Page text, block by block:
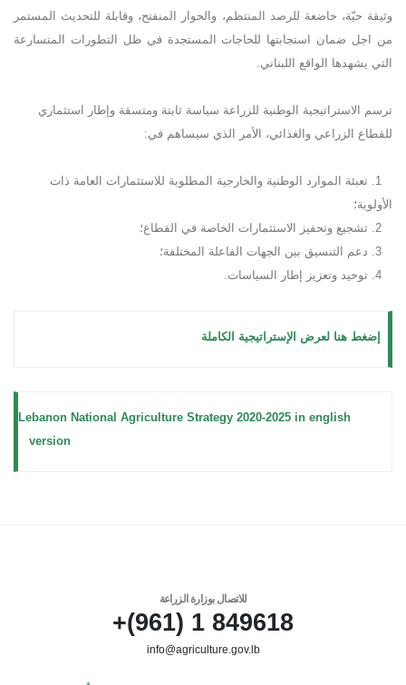
وثيقة حيّة، خاضعة للرصد المنتظم، والحوار المنفتح، وقابلة للتحديث المستمر
من اجل ضمان استجابتها للحاجات المستجدة في ظل التطورات المتسارعة
التي يشهدها الواقع اللبناني.
ترسم الاستراتيجية الوطنية للزراعة سياسة ثابتة ومتسقة وإطار استثماري
للقطاع الزراعي والغذائي، الأمر الذي سيساهم في:
1. تعبئة الموارد الوطنية والخارجية المطلوبة للاستثمارات العامة ذات
الأولوية؛
إضغط هنا لعرض الإستراتيجية الكاملة
Lebanon National Agriculture Strategy 2020-2025 in english
version
للاتصال بوزارة الزراعة
849618 1 (961)+
info@agriculture.gov.lb